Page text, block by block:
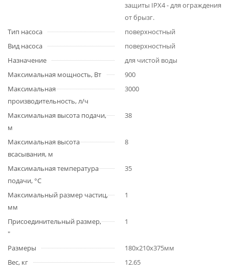
защиты IPX4 - для ограждения
от брызг.
Тип насоса
поверхностный
Вид насоса
поверхностный
Назначение
для чистой воды
Максимальная мощность, Вт
900
Максимальная
производительность, л/ч
3000
Максимальная высота подачи,
м
38
Максимальная высота
всасывания, м
8
Максимальная температура
подачи, °С
35
Максимальный размер частиц,
мм
1
Присоединительный размер,
"
1
Размеры
180x210x375мм
Вес, кг
12.65